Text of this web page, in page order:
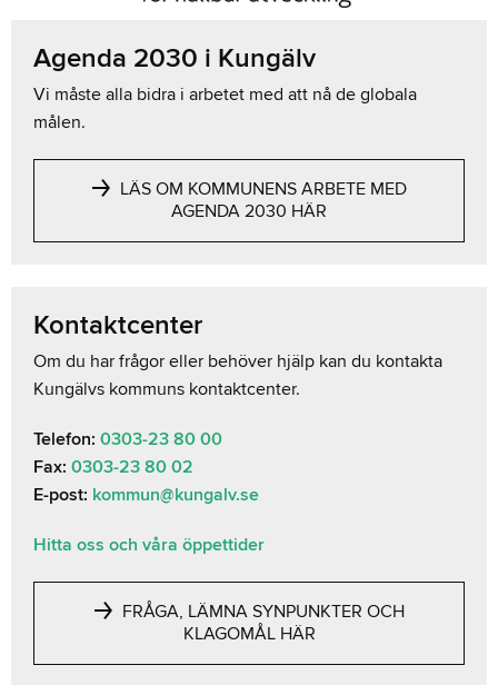
Agenda 2030 i Kungälv
Vi måste alla bidra i arbetet med att nå de globala
målen.
LÄS OM KOMMUNENS ARBETE MED
AGENDA 2030 HÄR
Kontaktcenter
Om du har frågor eller behöver hjälp kan du kontakta
Kungälvs kommuns kontaktcenter.
Telefon: 0303-23 80 00
Fax: 0303-23 80 02
E-post: kommun@kungalv.se
Hitta oss och våra öppettider
FRÅGA, LÄMNA SYNPUNKTER OCH
KLAGOMÅL HÄR